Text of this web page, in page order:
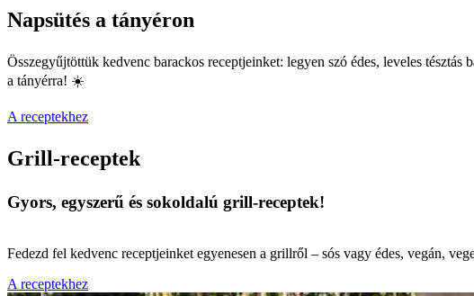
Napsütés a tányéron
Összegyűjtöttük kedvenc barackos receptjeinket: legyen szó édes, leveles
a tányérra! ☀️
A receptekhez
Grill-receptek
Gyors, egyszerű és sokoldalú grill-receptek!
Fedezd fel kedvenc receptjeinket egyenesen a grillről – sós vagy édes, vegán,
A receptekhez